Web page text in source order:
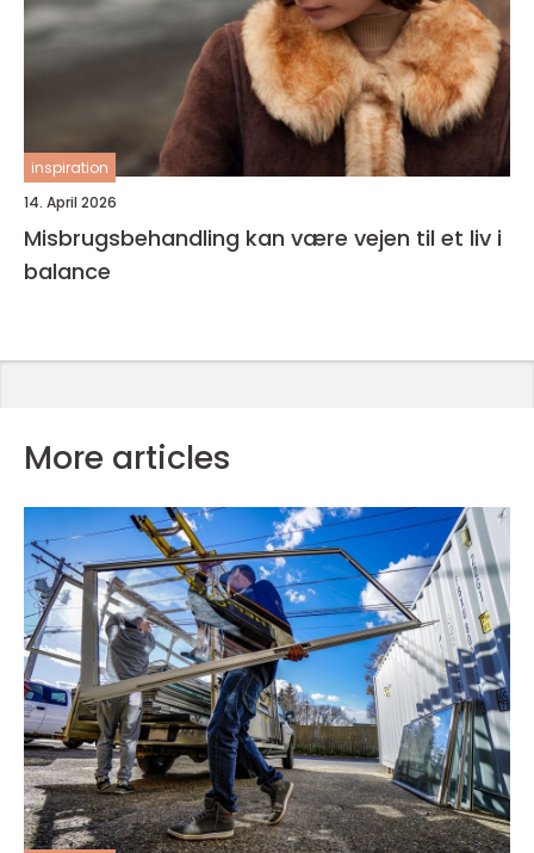
inspiration
14. April 2026
Misbrugsbehandling kan være vejen til et liv i
balance
More articles